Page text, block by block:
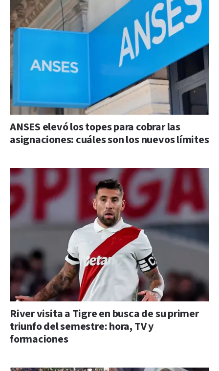
ANSES elevó los topes para cobrar las
asignaciones: cuáles son los nuevos límites
River visita a Tigre en busca de su primer
triunfo del semestre: hora, TV y
formaciones